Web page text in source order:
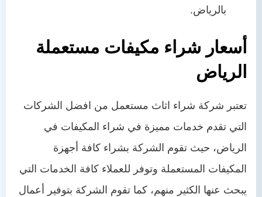
بالرياض.
أسعار شراء مكيفات مستعملة
الرياض
تعتبر شركة شراء اثاث مستعمل من افضل الشركات
التي تقدم خدمات مميزة في شراء المكيفات في
الرياض، حيث تقوم الشركة بشراء كافة أجهزة
المكيفات المستعملة وتوفر للعملاء كافة الخدمات التي
يبحث عنها الكثير منهم، كما تقوم الشركة بتوفير أعمال